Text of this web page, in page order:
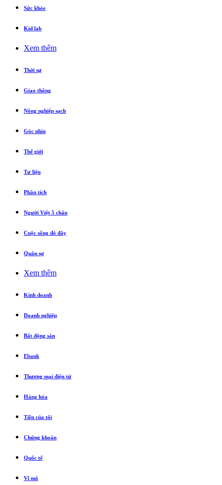
Sức khỏe
Kid lab
Xem thêm
Thời sự
Giao thông
Nông nghiệp sạch
Góc nhìn
Thế giới
Tư liệu
Phân tích
Người Việt 5 châu
Cuộc sống đó đây
Quân sự
Xem thêm
Kinh doanh
Doanh nghiệp
Bất động sản
Ebank
Thương mại điện tử
Hàng hóa
Tiền của tôi
Chứng khoán
Quốc tế
Vĩ mô